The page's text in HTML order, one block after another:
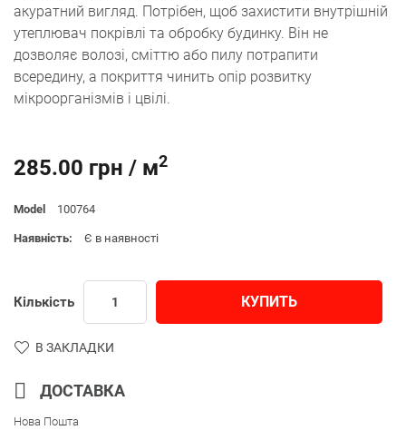
акуратний вигляд. Потрібен, щоб захистити внутрішній
утеплювач покрівлі та обробку будинку. Він не
дозволяє волозі, сміттю або пилу потрапити
всередину, а покриття чинить опір розвитку
мікроорганізмів і цвілі.
285.00 грн / м2
Model 100764
Наявність: Є в наявності
Кількість КУПИТЬ
В ЗАКЛАДКИ
ДОСТАВКА
Нова Пошта